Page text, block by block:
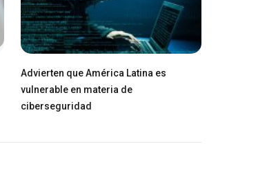
Advierten que América Latina es
vulnerable en materia de
ciberseguridad